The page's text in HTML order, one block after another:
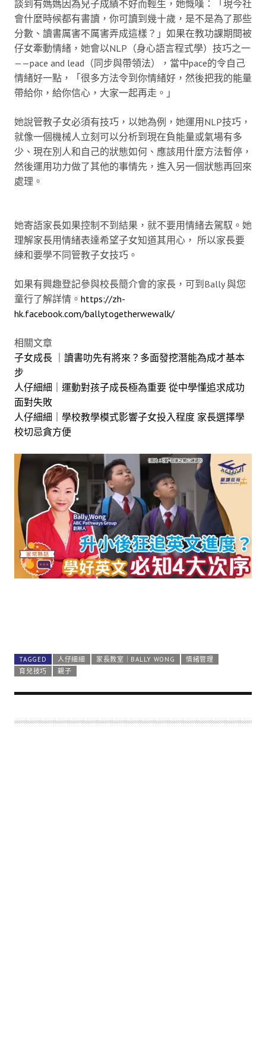
談到有媽媽因為兒子成績不好而輕生，她慨嘆：「現今社
會什麼時候都有書讀，你可讀到幾十歲，是不是為了那些
分數、讀書厲害不厲害弄成這樣？」如果在教功課期間被
仔女牽動情緒，她會以NLP（身心語言程式學）技巧之一
——pace and lead（同步與帶領法），當中pace的令自己
情緒好一點，「很多方法令到你情緒好，然後把我的能量
帶給你，給你信心，大家一起再走。」
她說管教子女必須有技巧，以她為例，她運用NLP技巧，
就像一個機械人立刻可以分析到現在負能量或氣場有多
少、現在別人和自己的狀態如何、應該用什麼方法暫停，
然後運用功力做了其他的事情先，進入另一個狀態再回來
處理。
她寄語家長如果控制不到結果，就不要用情緒去駕馭。她
理解家長用情緒表達希望子女知道其用心， 所以家長要
練和要學不同管教子女技巧。
如果有興趣登記參與校長簡介會的家長，可到Bally 與您
童行了解詳情。 https://zh-
hk.facebook.com/ballytogetherwewalk/
相關文章
子女成長 ｜讀書叻先有將來？多面發挖潛能為成才基本
步
人仔細細｜運動對孩子成長極為重要 從中學懂追求成功
面對失敗
人仔細細｜學校教學模式影響子女投入程度 家長選擇學
校切忌貪方便
TAGGED 人仔細細 家長教室｜BALLY WONG
情緒管理
育兒技巧
親子